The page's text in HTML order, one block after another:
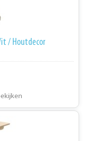
/ Houtdecor